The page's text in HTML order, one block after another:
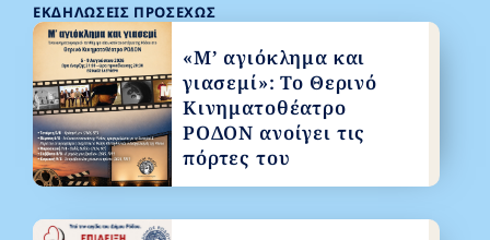
ΕΚΔΗΛΏΣΕΙΣ ΠΡΟΣΕΧΏΣ
«Μ’ αγιόκλημα και
γιασεμί»: Το Θερινό
Κινηματοθέατρο
ΡΟΔΟΝ ανοίγει τις
πόρτες του